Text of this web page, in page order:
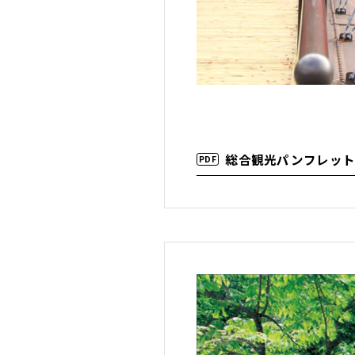
総合観光パンフレット